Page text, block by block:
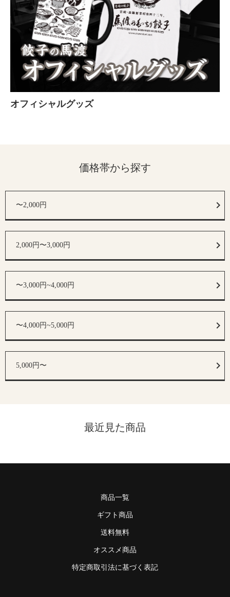
オフィシャルグッズ
価格帯から探す
〜2,000円
2,000円〜3,000円
〜3,000円~4,000円
〜4,000円~5,000円
5,000円〜
最近見た商品
商品一覧
ギフト商品
送料無料
オススメ商品
特定商取引法に基づく表記